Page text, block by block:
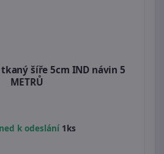
šíře 5cm IND návin 5
METRŮ
k odeslání 1ks